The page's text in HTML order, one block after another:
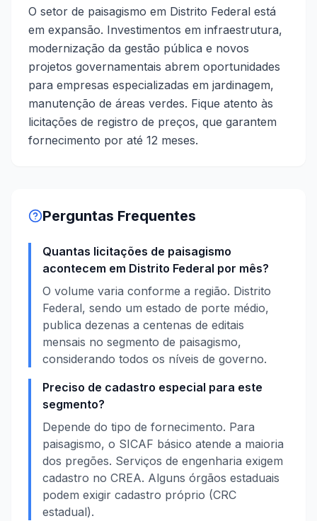
O setor de paisagismo em Distrito Federal está
em expansão. Investimentos em infraestrutura,
modernização da gestão pública e novos
projetos governamentais abrem oportunidades
para empresas especializadas em jardinagem,
manutenção de áreas verdes. Fique atento às
licitações de registro de preços, que garantem
fornecimento por até 12 meses.
Perguntas Frequentes
Quantas licitações de paisagismo
acontecem em Distrito Federal por mês?
O volume varia conforme a região. Distrito
Federal, sendo um estado de porte médio,
publica dezenas a centenas de editais
mensais no segmento de paisagismo,
considerando todos os níveis de governo.
Preciso de cadastro especial para este
segmento?
Depende do tipo de fornecimento. Para
paisagismo, o SICAF básico atende a maioria
dos pregões. Serviços de engenharia exigem
cadastro no CREA. Alguns órgãos estaduais
podem exigir cadastro próprio (CRC
estadual).